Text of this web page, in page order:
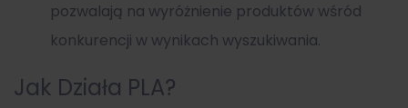
pozwalają na wyróżnienie produktów wśród
konkurencji w wynikach wyszukiwania.
Jak Działa PLA?